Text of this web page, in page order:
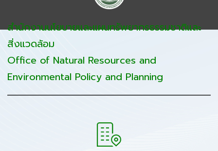
สำนักงานนโยบายและแผนทรัพยากรธรรมชาติและ
สิ่งแวดล้อม
Office of Natural Resources and
Environmental Policy and Planning